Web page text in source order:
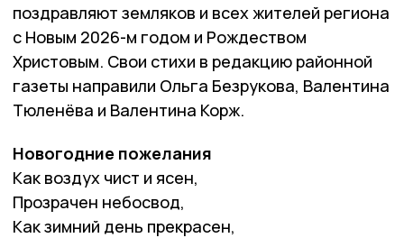
поздравляют земляков и всех жителей региона
с Новым 2026-м годом и Рождеством
Христовым. Свои стихи в редакцию районной
газеты направили Ольга Безрукова, Валентина
Тюленёва и Валентина Корж.
Новогодние пожелания
Как воздух чист и ясен,
Прозрачен небосвод,
Как зимний день прекрасен,